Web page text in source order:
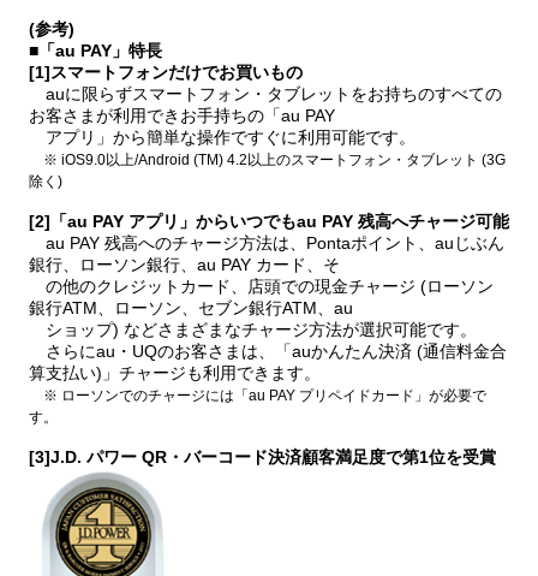
(参考)
■「au PAY」特長
[1]スマートフォンだけでお買いもの
auに限らずスマートフォン・タブレットをお持ちのすべての
お客さまが利用できお手持ちの「au PAY
アプリ」から簡単な操作ですぐに利用可能です。
※ iOS9.0以上/Android (TM) 4.2以上のスマートフォン・タブレット (3G
除く)
[2]「au PAY アプリ」からいつでもau PAY 残高へチャージ可能
au PAY 残高へのチャージ方法は、Pontaポイント、auじぶん
銀行、ローソン銀行、au PAY カード、そ
の他のクレジットカード、店頭での現金チャージ (ローソン
銀行ATM、ローソン、セブン銀行ATM、au
ショップ) などさまざまなチャージ方法が選択可能です。
さらにau・UQのお客さまは、「auかんたん決済 (通信料金合
算支払い)」チャージも利用できます。
※ ローソンでのチャージには「au PAY プリペイドカード」が必要で
す。
[3]J.D. パワー QR・バーコード決済顧客満足度で第1位を受賞